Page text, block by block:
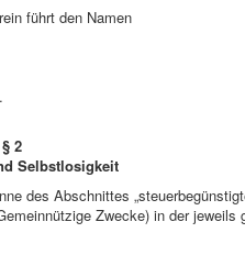
führt den Namen
§ 2
Selbstlosigkeit
des Abschnittes
Zwecke) in der jeweils